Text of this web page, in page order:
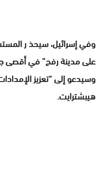
وفي إسرائيل، سيحذ ر
على مدينة رفح” في أقصى
وسيدعو إلى “تعزيز
هيبشترايت.